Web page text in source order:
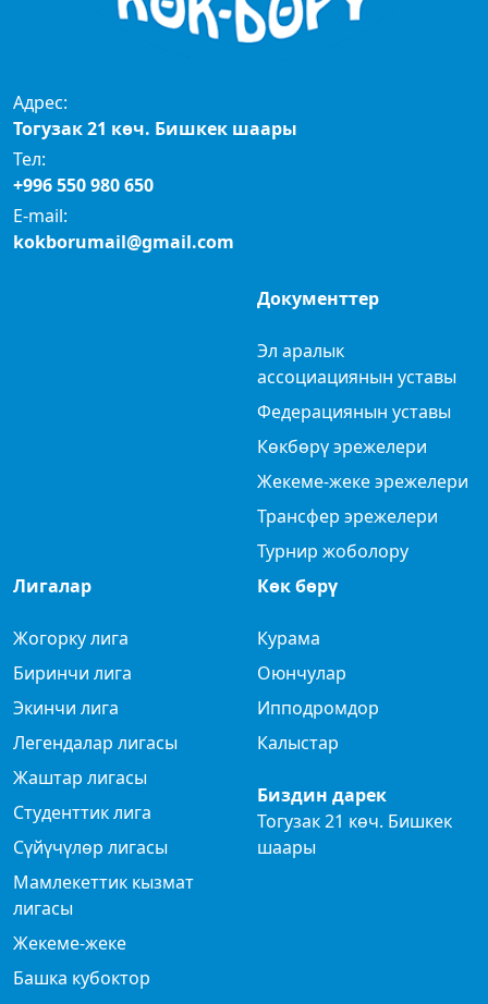
Адрес:
Тогузак 21 көч. Бишкек шаары
Тел:
+996 550 980 650
E-mail:
kokborumail@gmail.com
Документтер
Эл аралык
ассоциациянын уставы
Федерациянын уставы
Көкбөрү эрежелери
Жекеме-жеке эрежелери
Трансфер эрежелери
Турнир жоболору
Лигалар
Жогорку лига
Биринчи лига
Экинчи лига
Легендалар лигасы
Жаштар лигасы
Студенттик лига
Сүйүчүлөр лигасы
Мамлекеттик кызмат
лигасы
Жекеме-жеке
Башка кубоктор
Көк бөрү
Курама
Оюнчулар
Ипподромдор
Калыстар
Биздин дарек
Тогузак 21 көч. Бишкек
шаары